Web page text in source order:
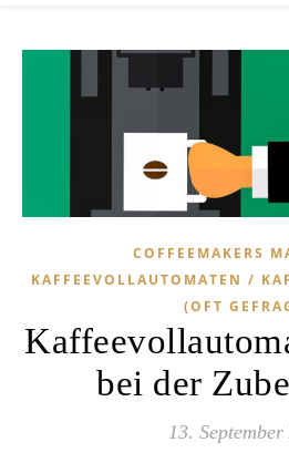
COFFEEMAKERS
KAFFEEVOLLAUTOMATEN /
(OFT
bei der
13. September